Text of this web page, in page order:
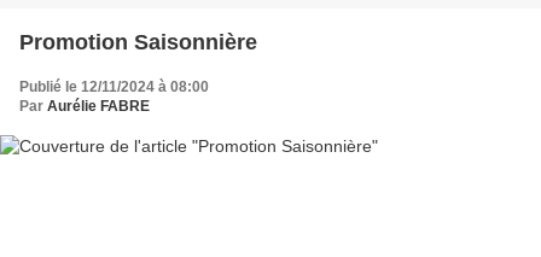
Promotion Saisonnière
Publié le 12/11/2024 à 08:00
Par Aurélie FABRE